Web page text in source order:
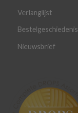
Verlanglijst
Bestelgeschiedenis
Nieuwsbrief